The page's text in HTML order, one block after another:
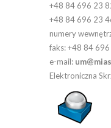
+48 84 696 23
+48 84 696 23
numery
faks: +48 84
e-mail:
Elektroniczna